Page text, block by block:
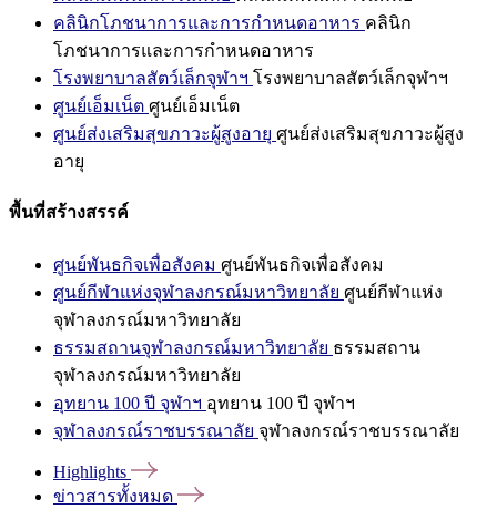
คลินิกโภชนาการและการกำหนดอาหาร คลินิก
โภชนาการและการกำหนดอาหาร
โรงพยาบาลสัตว์เล็กจุฬาฯ โรงพยาบาลสัตว์เล็กจุฬาฯ
ศูนย์เอ็มเน็ต ศูนย์เอ็มเน็ต
ศูนย์ส่งเสริมสุขภาวะผู้สูงอายุ ศูนย์ส่งเสริมสุขภาวะผู้สูง
อายุ
พื้นที่สร้างสรรค์
ศูนย์พันธกิจเพื่อสังคม ศูนย์พันธกิจเพื่อสังคม
ศูนย์กีฬาแห่งจุฬาลงกรณ์มหาวิทยาลัย ศูนย์กีฬาแห่ง
จุฬาลงกรณ์มหาวิทยาลัย
ธรรมสถานจุฬาลงกรณ์มหาวิทยาลัย ธรรมสถาน
จุฬาลงกรณ์มหาวิทยาลัย
อุทยาน 100 ปี จุฬาฯ อุทยาน 100 ปี จุฬาฯ
จุฬาลงกรณ์ราชบรรณาลัย จุฬาลงกรณ์ราชบรรณาลัย
Highlights
ข่าวสารทั้งหมด